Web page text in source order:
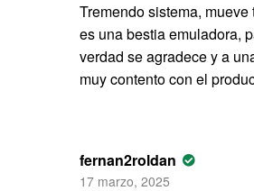
Tremendo sistema,
es una bestia emuladora,
verdad se agradece y a
muy contento con el
fernan2roldan
17 marzo, 2025